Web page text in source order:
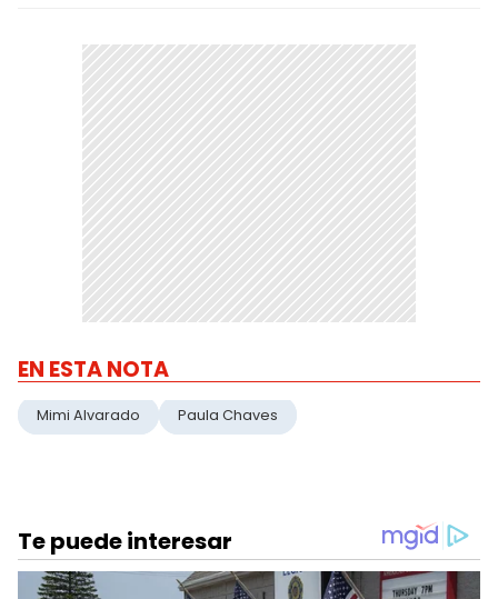
EN ESTA NOTA
Mimi Alvarado Paula Chaves